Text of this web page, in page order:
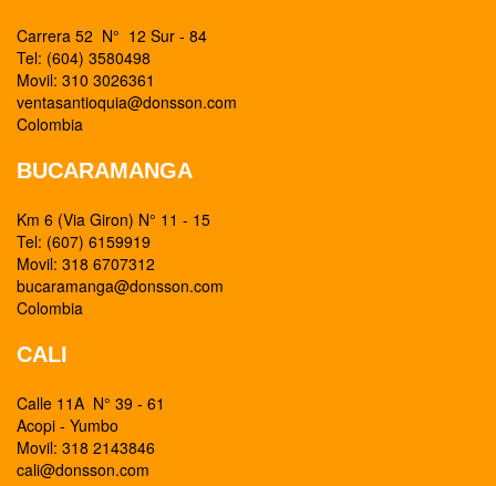
Carrera 52 N° 12 Sur - 84
Tel: (604) 3580498
Movil: 310 3026361
ventasantioquia@donsson.com
Colombia
BUCARAMANGA
Km 6 (Via Giron) N° 11 - 15
Tel: (607) 6159919
Movil: 318 6707312
bucaramanga@donsson.com
Colombia
CALI
Calle 11A N° 39 - 61
Acopi - Yumbo
Movil: 318 2143846
cali@donsson.com